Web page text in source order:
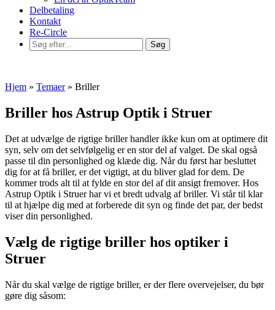
Delbetaling
Kontakt
Re-Circle
Hjem » Temaer» Briller
Briller hos Astrup Optik i Struer
Det at udvælge de rigtige briller handler ikke kun om at optimere dit
syn, selv om det selvfølgelig er en stor del af valget. De skal også
passe til din personlighed og klæde dig. Når du først har besluttet
dig for at få briller, er det vigtigt, at du bliver glad for dem. De
kommer trods alt til at fylde en stor del af dit ansigt fremover. Hos
Astrup Optik i Struer har vi et bredt udvalg af briller. Vi står til klar
til at hjælpe dig med at forberede dit syn og finde det par, der bedst
viser din personlighed.
Vælg de rigtige briller hos optiker i
Struer
Når du skal vælge de rigtige briller, er der flere overvejelser, du bør
gøre dig såsom: